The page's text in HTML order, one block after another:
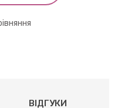
ВІДГУКИ